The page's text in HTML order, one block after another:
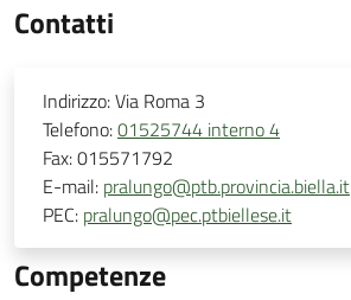
Contatti
Indirizzo:Via Roma 3
Telefono:01525744 interno 4
Fax:015571792
E-mail: pralungo@ptb.provincia.biella.it
PEC: pralungo@pec.ptbiellese.it
Competenze